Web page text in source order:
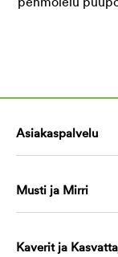
Asiakaspalvelu
Musti ja Mirri
Kaverit ja